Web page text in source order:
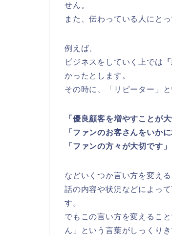
せん。
また、伝わっている人にと
例えば、
ビジネスをしていく上では
かったとします。
その時に、「リピーター」
「優良顧客を増やすことが大
「ファンのお客さんをいかに
「ファンの方々が大切です」
などいくつか言い方を変える
話の内容や状況などによっ
す。
でもこの言い方を変えるこ
ん」という言葉がしっくり